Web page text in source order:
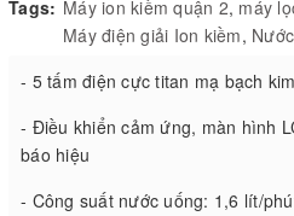
Tags: Máy ion kiềm quận 2, máy
Máy điện giải Ion kiềm,
- 5 tấm điện cực titan mạ bạch
- Điều khiển cảm ứng, màn hình
báo hiệu
- Công suất nước uống: 1,6 lít/